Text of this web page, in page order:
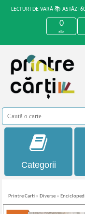
LECTURI DE VARĂ 📚 ASTĂZI
0
zile
Categorii
Printre Carti » Diverse »